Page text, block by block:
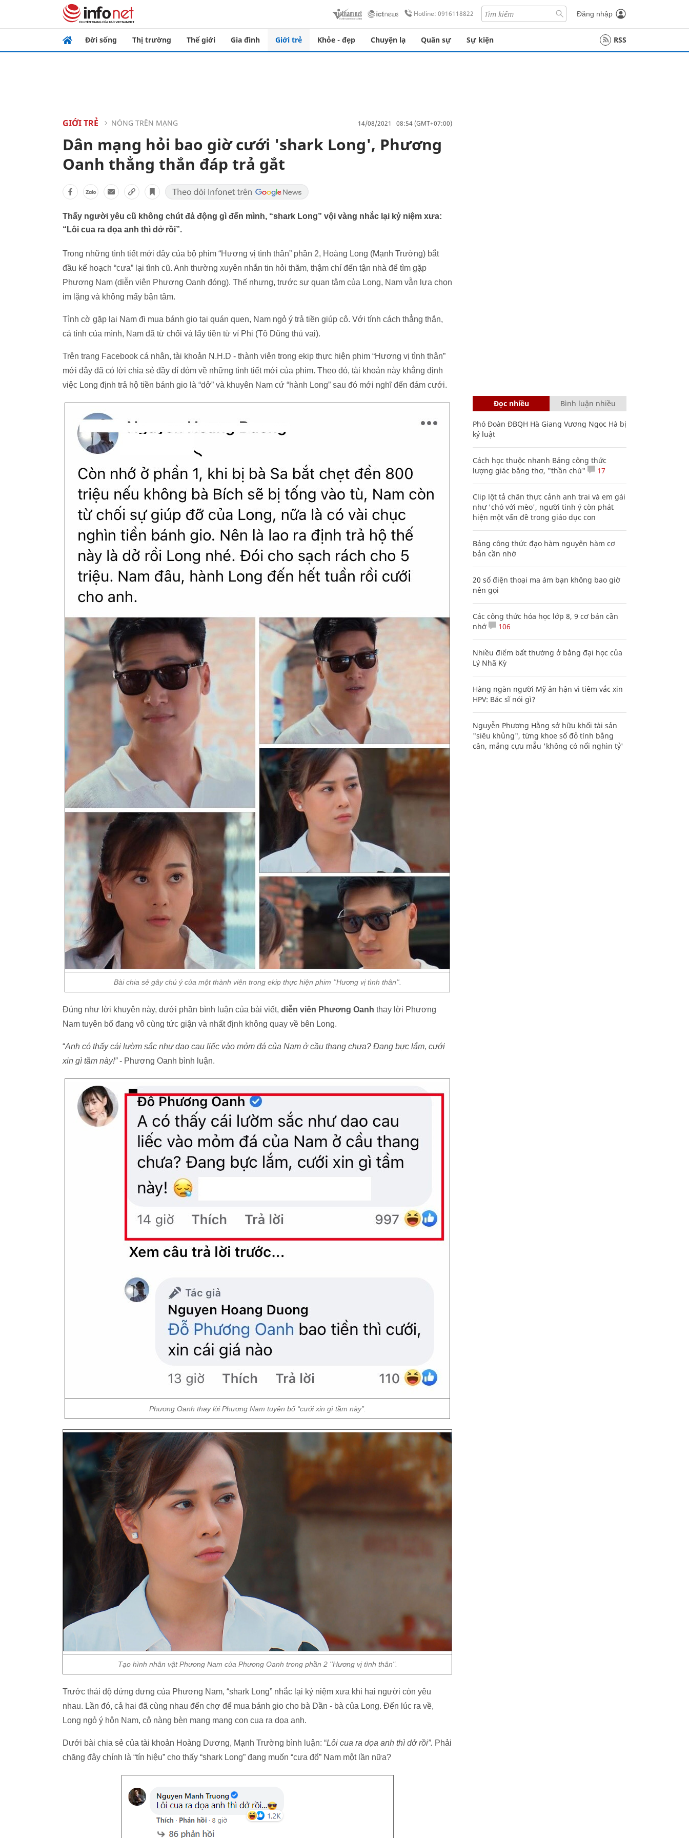
Hotline: 0916118822 Đăng nhập
Đời sống Thị trường Thế giới Gia đình Giới trẻ Khỏe - đẹp Chuyện lạ Quân sự Sự kiện RSS
GIỚI TRẺ NÓNG TRÊN MẠNG 14/08/2021 08:54 (GMT+07:00)
Dân mạng hỏi bao giờ cưới 'shark Long', Phương
Oanh thẳng thắn đáp trả gắt
Thấy người yêu cũ không chút đả động gì đến mình, “shark Long” vội vàng nhắc lại kỷ niệm xưa:
“Lôi cua ra dọa anh thì dở rồi”.
Trong những tình tiết mới đây của bộ phim “Hương vị tình thân” phần 2, Hoàng Long (Mạnh Trường) bắt
đầu kế hoạch “cưa” lại tình cũ. Anh thường xuyên nhắn tin hỏi thăm, thậm chí đến tận nhà để tìm gặp
Phương Nam (diễn viên Phương Oanh đóng). Thế nhưng, trước sự quan tâm của Long, Nam vẫn lựa chọn
im lặng và không mấy bận tâm.
Tình cờ gặp lại Nam đi mua bánh gio tại quán quen, Nam ngỏ ý trả tiền giúp cô. Với tính cách thẳng thắn,
cá tính của mình, Nam đã từ chối và lấy tiền từ ví Phi (Tô Dũng thủ vai).
Trên trang Facebook cá nhân, tài khoản N.H.D - thành viên trong ekip thực hiện phim “Hương vị tình thân”
mới đây đã có lời chia sẻ đầy dí dỏm về những tình tiết mới của phim. Theo đó, tài khoản này khẳng định
việc Long định trả hộ tiền bánh gio là “dở” và khuyên Nam cứ “hành Long” sau đó mới nghĩ đến đám cưới.
Bài chia sẻ gây chú ý của một thành viên trong ekip thực hiện phim ''Hương vị tình thân''.
Đúng như lời khuyên này, dưới phần bình luận của bài viết, diễn viên Phương Oanh thay lời Phương
Nam tuyên bố đang vô cùng tức giận và nhất định không quay về bên Long.
“Anh có thấy cái lườm sắc như dao cau liếc vào mỏm đá của Nam ở cầu thang chưa? Đang bực lắm, cưới
xin gì tầm này!”- Phương Oanh bình luận.
Phương Oanh thay lời Phương Nam tuyên bố “cưới xin gì tầm này”.
Tạo hình nhân vật Phương Nam của Phương Oanh trong phần 2 ''Hương vị tình thân".
Trước thái độ dửng dưng của Phương Nam, “shark Long” nhắc lại kỷ niệm xưa khi hai người còn yêu
nhau. Lần đó, cả hai đã cùng nhau đến chợ để mua bánh gio cho bà Dần - bà của Long. Đến lúc ra về,
Long ngỏ ý hôn Nam, cô nàng bèn mang mang con cua ra dọa anh.
Dưới bài chia sẻ của tài khoản Hoàng Dương, Mạnh Trường bình luận: “Lôi cua ra dọa anh thì dở rồi”. Phải
chăng đây chính là “tín hiệu” cho thấy “shark Long” đang muốn “cưa đổ” Nam một lần nữa?
Đọc nhiều Bình luận nhiều
Phó Đoàn ĐBQH Hà Giang Vương Ngọc Hà bị
kỷ luật
Cách học thuộc nhanh Bảng công thức
lượng giác bằng thơ, "thần chú"
17
Clip lột tả chân thực cảnh anh trai và em gái
như 'chó với mèo', người tinh ý còn phát
hiện một vấn đề trong giáo dục con
Bảng công thức đạo hàm nguyên hàm cơ
bản cần nhớ
20 số điện thoại ma ám bạn không bao giờ
nên gọi
Các công thức hóa học lớp 8, 9 cơ bản cần
nhớ
106
Nhiều điểm bất thường ở bằng đại học của
Lý Nhã Kỳ
Hàng ngàn người Mỹ ân hận vì tiêm vắc xin
HPV: Bác sĩ nói gì?
Nguyễn Phương Hằng sở hữu khối tài sản
"siêu khủng", từng khoe sổ đỏ tính bằng
cân, mắng cựu mẫu 'không có nổi nghìn tỷ'